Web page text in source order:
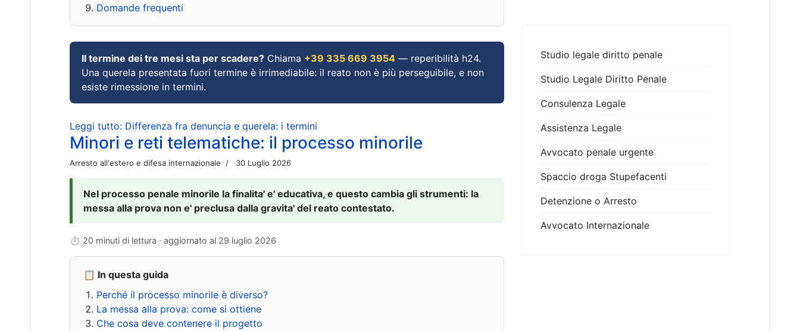
Domande frequenti
Il termine dei tre mesi sta per scadere? Chiama +39 335 669 3954 — reperibilità h24.
Una querela presentata fuori termine è irrimediabile: il reato non è più perseguibile, e non
esiste rimessione in termini.
Leggi tutto: Differenza fra denuncia e querela: i termini
Minori e reti telematiche: il processo minorile
Arresto all'estero e difesa internazionale 30 Luglio 2026
Nel processo penale minorile la finalita' e' educativa, e questo cambia gli strumenti: la
messa alla prova non e' preclusa dalla gravita' del reato contestato.
⏱ 20 minuti di lettura · aggiornato al 29 luglio 2026
📋 In questa guida
Perché il processo minorile è diverso?
La messa alla prova: come si ottiene
Che cosa deve contenere il progetto
Studio legale diritto penale
Studio Legale Diritto Penale
Consulenza Legale
Assistenza Legale
Avvocato penale urgente
Spaccio droga Stupefacenti
Detenzione o Arresto
Avvocato Internazionale